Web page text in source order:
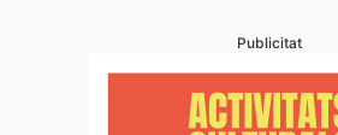
Publicitat